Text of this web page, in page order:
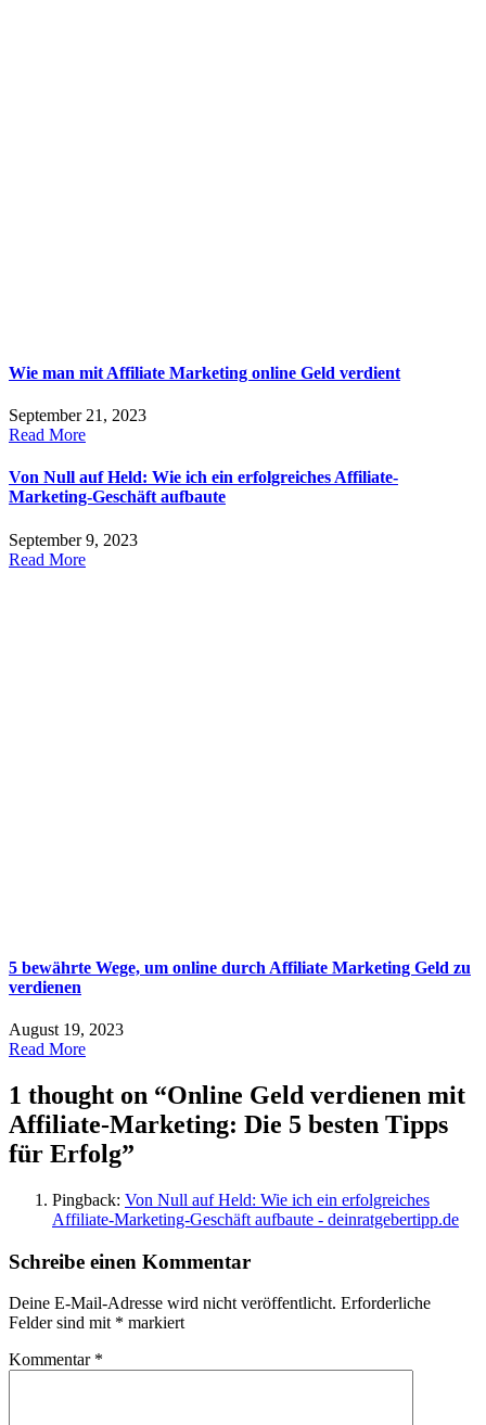
Wie man mit Affiliate Marketing online Geld verdient
September 21, 2023
Read More
Von Null auf Held: Wie ich ein erfolgreiches Affiliate-
Marketing-Geschäft aufbaute
September 9, 2023
Read More
5 bewährte Wege, um online durch Affiliate Marketing Geld zu
verdienen
August 19, 2023
Read More
1 thought on “Online Geld verdienen mit
Affiliate-Marketing: Die 5 besten Tipps
für Erfolg”
Pingback: Von Null auf Held: Wie ich ein erfolgreiches
Affiliate-Marketing-Geschäft aufbaute - deinratgebertipp.de
Schreibe einen Kommentar
Deine E-Mail-Adresse wird nicht veröffentlicht. Erforderliche
Felder sind mit * markiert
Kommentar *